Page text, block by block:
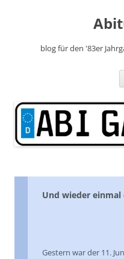
blog für den '83er
Und wieder einmal
Gestern war der 11.